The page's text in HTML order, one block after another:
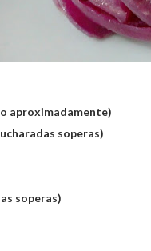
aproximadamente)
soperas)
soperas)